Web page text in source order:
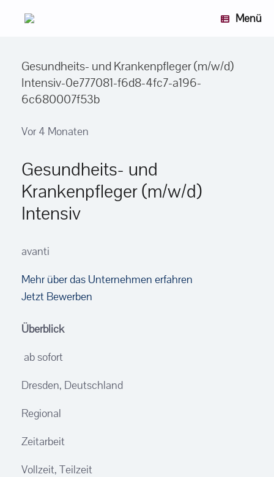
Menü
Gesundheits- und Krankenpfleger (m/w/d)
Intensiv-0e777081-f6d8-4fc7-a196-
6c680007f53b
Vor 4 Monaten
Gesundheits- und
Krankenpfleger (m/w/d)
Intensiv
avanti
Mehr über das Unternehmen erfahren
Jetzt Bewerben
Überblick
ab sofort
Dresden, Deutschland
Regional
Zeitarbeit
Vollzeit, Teilzeit